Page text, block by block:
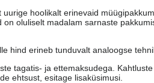
uurige hoolikalt erinevaid
on oluliselt madalam sarnaste
hind erineb tunduvalt analoogse
tagatis- ja ettemaksudega.
ehtsust, esitage lisaküsimusi.